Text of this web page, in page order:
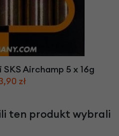
Airchamp 5 x 16g
zł
ten produkt wybrali